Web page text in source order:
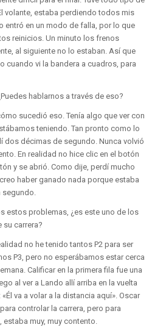
volante, estaba perdiendo todos mis
entró en un modo de falla, por lo que
reinicios. Un minuto los frenos
al siguiente no lo estaban. Así que
cuando vi la bandera a cuadros, para
hablarnos a través de eso?
sucedió eso. Tenía algo que ver con
teniendo. Tan pronto como lo
dos décimas de segundo. Nunca volvió
En realidad no hice clic en el botón
y se abrió. Como dije, perdí mucho
haber ganado nada porque estaba
estos problemas, ¿es este uno de los
carrera?
no he tenido tantos P2 para ser
P3, pero no esperábamos estar cerca
Calificar en la primera fila fue una
al ver a Lando allí arriba en la vuelta
va a volar a la distancia aquí». Oscar
controlar la carrera, pero para
estaba muy, muy contento.